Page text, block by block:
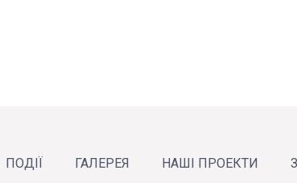
ПОДІЇ ГАЛЕРЕЯ НАШІ ПРОЕКТИ